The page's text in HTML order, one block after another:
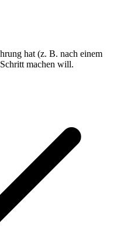
hat (z. B. nach einem
machen will.